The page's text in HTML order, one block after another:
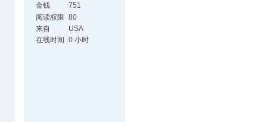
金钱
751
阅读权限 80
来自
USA
在线时间
0 小时